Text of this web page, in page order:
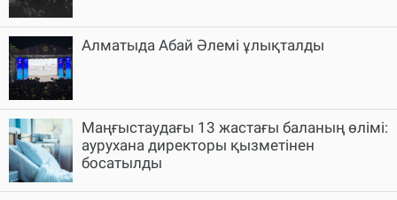
Алматыда Абай Әлемі ұлықталды
Маңғыстаудағы 13 жастағы баланың өлімі:
аурухана директоры қызметінен
босатылды